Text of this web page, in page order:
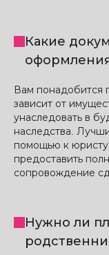
Какие
Вам понадобится
зависит от
унаследовать в
наследства.
помощью к
предоставить
сопровождение
Нужно ли